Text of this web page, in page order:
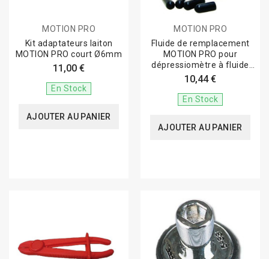
MOTION PRO
Kit adaptateurs laiton
MOTION PRO court Ø6mm
11,00 €
En Stock
AJOUTER AU PANIER
MOTION PRO
Fluide de remplacement
MOTION PRO pour
dépressiomètre à fluide
890083
10,44 €
En Stock
AJOUTER AU PANIER